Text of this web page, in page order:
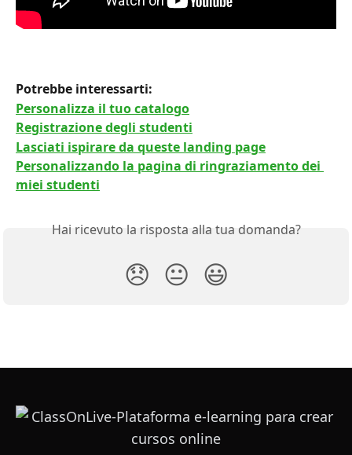
Potrebbe interessarti:
Personalizza il tuo catalogo
Registrazione degli studenti
Lasciati ispirare da queste landing page
Personalizzando la pagina di ringraziamento dei
miei studenti
Hai ricevuto la risposta alla tua domanda?
😞 😐 😃